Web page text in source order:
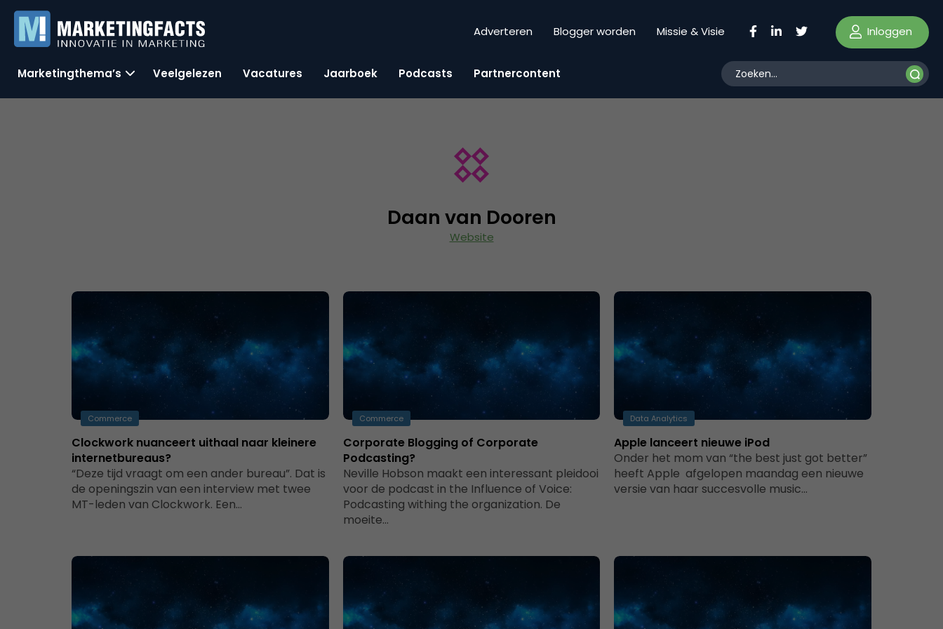
Adverteren Blogger worden Missie & Visie Inloggen
Marketingthema’s Veelgelezen Vacatures Jaarboek Podcasts Partnercontent
Daan van Dooren
Website
Commerce
Clockwork nuanceert uithaal naar kleinere
internetbureaus?
“Deze tijd vraagt om een ander bureau”. Dat is
de openingszin van een interview met twee
MT-leden van Clockwork. Een…
Commerce
Corporate Blogging of Corporate
Podcasting?
Neville Hobson maakt een interessant pleidooi
voor de podcast in the Influence of Voice:
Podcasting withing the organization. De
moeite…
Data Analytics
Apple lanceert nieuwe iPod
Onder het mom van “the best just got better”
heeft Apple afgelopen maandag een nieuwe
versie van haar succesvolle music…